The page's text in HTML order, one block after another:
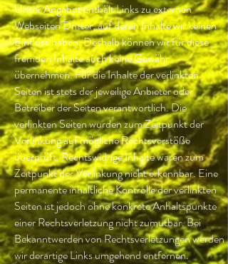
Unser Angebot enthält Links zu externen
Webseiten Dritter, auf deren Inhalte wir keinen
Einfluss haben. Deshalb können wir für diese
fremden Inhalte auch keine Gewähr
übernehmen. Für die Inhalte der verlinkten
Seiten ist stets der jeweilige Anbieter oder
Betreiber der Seiten verantwortlich. Die
verlinkten Seiten wurden zum Zeitpunkt der
Verlinkung auf mögliche Rechtsverstöße
überprüft. Rechtswidrige Inhalte waren zum
Zeitpunkt der Verlinkung nicht erkennbar. Eine
permanente inhaltliche Kontrolle der verlinkten
Seiten ist jedoch ohne konkrete Anhaltspunkte
einer Rechtsverletzung nicht zumutbar. Bei
Bekanntwerden von Rechtsverletzungen werden
wir derartige Links umgehend entfernen.